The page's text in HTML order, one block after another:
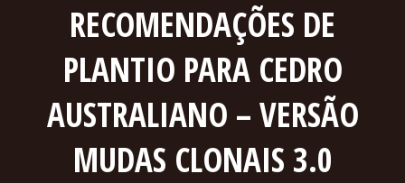
RECOMENDAÇÕES DE
PLANTIO PARA CEDRO
AUSTRALIANO – VERSÃO
MUDAS CLONAIS 3.0